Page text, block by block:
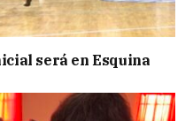
será en Esquina